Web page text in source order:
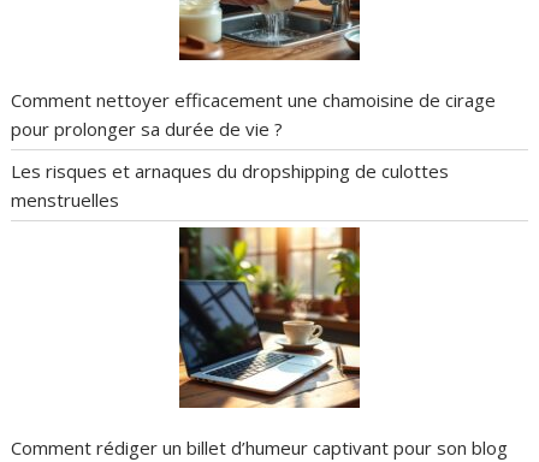
Comment nettoyer efficacement une chamoisine de cirage
pour prolonger sa durée de vie ?
Les risques et arnaques du dropshipping de culottes
menstruelles
Comment rédiger un billet d’humeur captivant pour son blog